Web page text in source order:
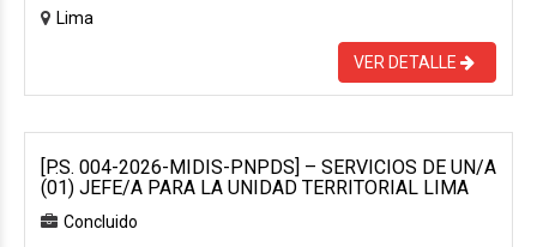
Lima
VER DETALLE
[P.S. 004-2026-MIDIS-PNPDS] – SERVICIOS DE UN/A
(01) JEFE/A PARA LA UNIDAD TERRITORIAL LIMA
Concluido